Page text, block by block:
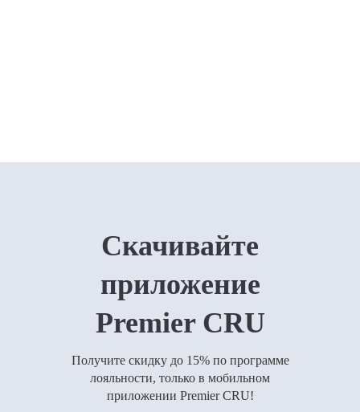
Скачивайте
приложение
Premier CRU
Получите скидку до 15% по программе
лояльности, только в мобильном
приложении Premier CRU!